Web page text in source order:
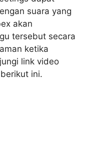
suara yang
akan
tersebut secara
ketika
link video
berikut ini.